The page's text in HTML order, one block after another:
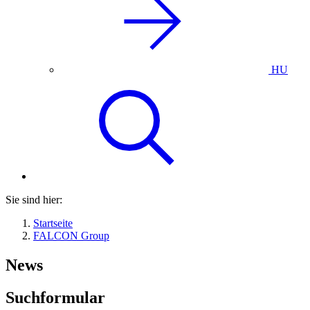
HU
Sie sind hier:
Startseite
FALCON Group
News
Suchformular